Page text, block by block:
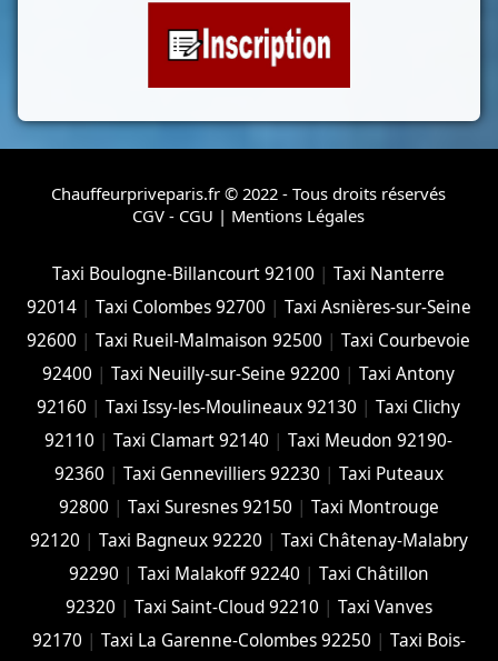
Chauffeurpriveparis.fr © 2022 - Tous droits réservés
CGV - CGU | Mentions Légales
Taxi Boulogne-Billancourt 92100 |Taxi Nanterre
92014| Taxi Colombes 92700 | Taxi Asnières-sur-Seine
92600 |Taxi Rueil-Malmaison 92500 |Taxi Courbevoie
92400 |Taxi Neuilly-sur-Seine 92200 |Taxi Antony
92160 |Taxi Issy-les-Moulineaux 92130 |Taxi Clichy
92110 |Taxi Clamart 92140 |Taxi Meudon 92190-
92360 | Taxi Gennevilliers 92230 | Taxi Puteaux
92800 | Taxi Suresnes 92150 | Taxi Montrouge
92120 | Taxi Bagneux 92220 | Taxi Châtenay-Malabry
92290 | Taxi Malakoff 92240 | Taxi Châtillon
92320 | Taxi Saint-Cloud 92210 | Taxi Vanves
92170 | Taxi La Garenne-Colombes 92250 | Taxi Bois-